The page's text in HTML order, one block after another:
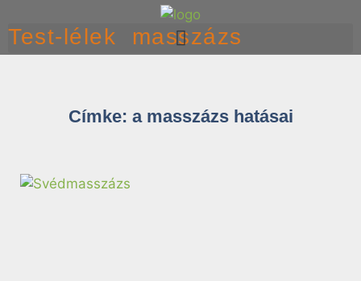
Test-lélek masszázs
Címke: a masszázs hatásai